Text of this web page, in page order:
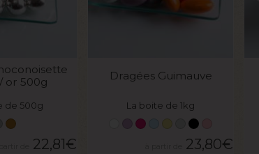
or 500g
de 500g
22,81€
Dragées Guimauve
La boite de 1kg
23,80€